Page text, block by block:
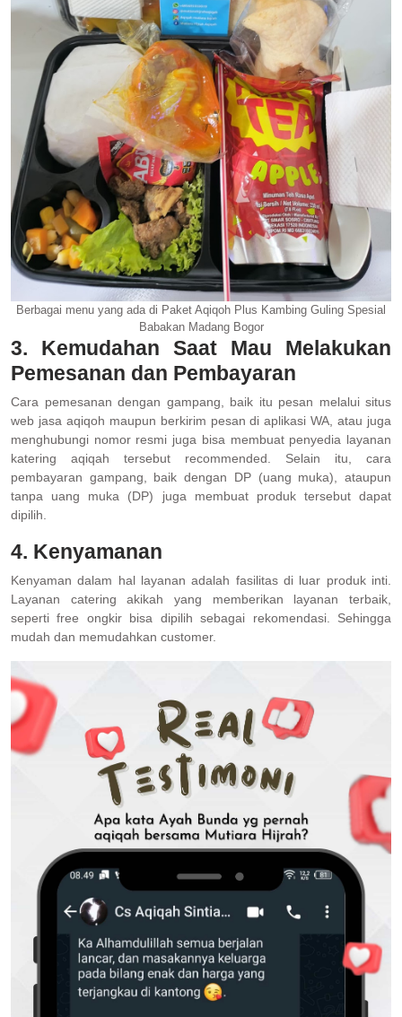
Berbagai menu yang ada di Paket Aqiqoh Plus Kambing Guling Spesial
Babakan Madang Bogor
3. Kemudahan Saat Mau Melakukan
Pemesanan dan Pembayaran
Cara pemesanan dengan gampang, baik itu pesan melalui situs
web jasa aqiqoh maupun berkirim pesan di aplikasi WA, atau juga
menghubungi nomor resmi juga bisa membuat penyedia layanan
katering aqiqah tersebut recommended. Selain itu, cara
pembayaran gampang, baik dengan DP (uang muka), ataupun
tanpa uang muka (DP) juga membuat produk tersebut dapat
dipilih.
4. Kenyamanan
Kenyaman dalam hal layanan adalah fasilitas di luar produk inti.
Layanan catering akikah yang memberikan layanan terbaik,
seperti free ongkir bisa dipilih sebagai rekomendasi. Sehingga
mudah dan memudahkan customer.